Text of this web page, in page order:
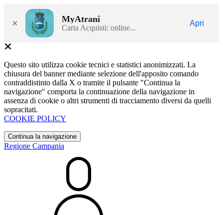
× MyAtrani
Carta Acquisti: online...
Apri
Questo sito utilizza cookie tecnici e statistici anonimizzati. La
chiusura del banner mediante selezione dell'apposito comando
contraddistinto dalla X o tramite il pulsante "Continua la
navigazione" comporta la continuazione della navigazione in
assenza di cookie o altri strumenti di tracciamento diversi da quelli
sopracitati.
COOKIE POLICY
Continua la navigazione
Regione Campania